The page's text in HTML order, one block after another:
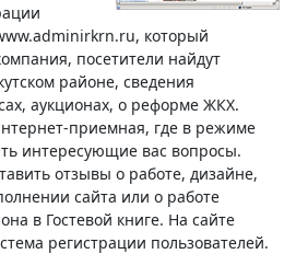
который
посетители найдут
районе, сведения
аукционах, о реформе ЖКХ.
приемная, где в режиме
интересующие вас вопросы.
отзывы о работе, дизайне,
сайта или о работе
в Гостевой книге. На сайте
регистрации пользователей.